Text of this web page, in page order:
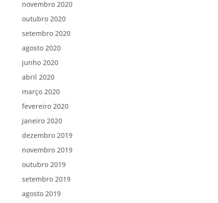
novembro 2020
outubro 2020
setembro 2020
agosto 2020
junho 2020
abril 2020
março 2020
fevereiro 2020
janeiro 2020
dezembro 2019
novembro 2019
outubro 2019
setembro 2019
agosto 2019